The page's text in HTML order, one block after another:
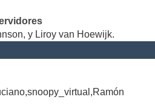
y Liroy van Hoewijk.